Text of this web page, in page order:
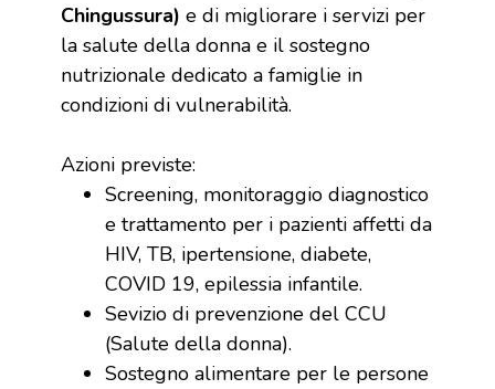
Chingussura) e di migliorare i servizi per
la salute della donna e il sostegno
nutrizionale dedicato a famiglie in
condizioni di vulnerabilità.
Azioni previste:
Screening, monitoraggio diagnostico
e trattamento per i pazienti affetti da
HIV, TB, ipertensione, diabete,
COVID 19, epilessia infantile.
Sevizio di prevenzione del CCU
(Salute della donna).
Sostegno alimentare per le persone